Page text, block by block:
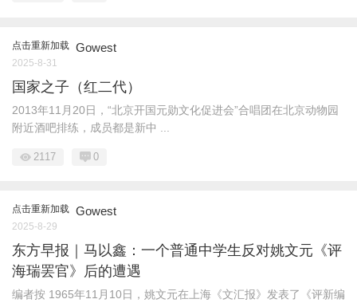
点击重新加载 Gowest
2025-8-31
国家之子（红二代）
2013年11月20日，“北京开国元勋文化促进会”合唱团在北京动物园
附近酒吧排练，成员都是新中 ...
2117 0
点击重新加载 Gowest
2025-8-29
东方早报｜马以鑫：一个普通中学生反对姚文元《评
海瑞罢官》后的遭遇
编者按 1965年11月10日，姚文元在上海《文汇报》发表了《评新编